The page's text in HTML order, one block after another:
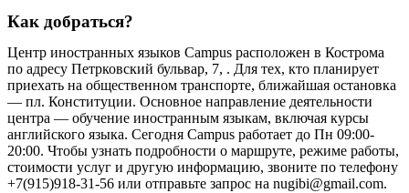
Как добраться?
Центр иностранных языков Campus расположен в Кострома
по адресу Петрковский бульвар, 7, . Для тех, кто планирует
приехать на общественном транспорте, ближайшая остановка
— пл. Конституции. Основное направление деятельности
центра — обучение иностранным языкам, включая курсы
английского языка. Сегодня Campus работает до Пн 09:00-
20:00. Чтобы узнать подробности о маршруте, режиме работы,
стоимости услуг и другую информацию, звоните по телефону
+7(915)918-31-56 или отправьте запрос на nugibi@gmail.com.